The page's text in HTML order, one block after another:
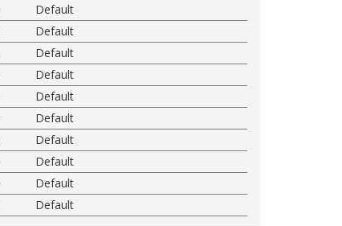
Default
Default
Default
Default
Default
Default
Default
Default
Default
Default